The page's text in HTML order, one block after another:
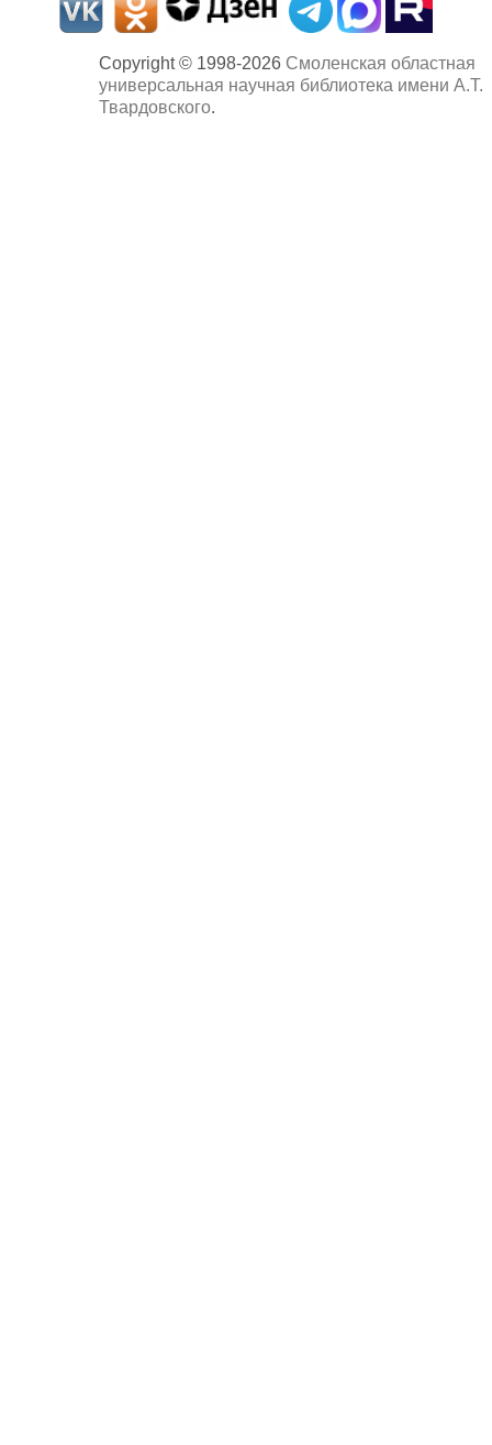
Copyright © 1998-2026 Смоленская областная
универсальная научная библиотека имени А.Т.
Твардовского.